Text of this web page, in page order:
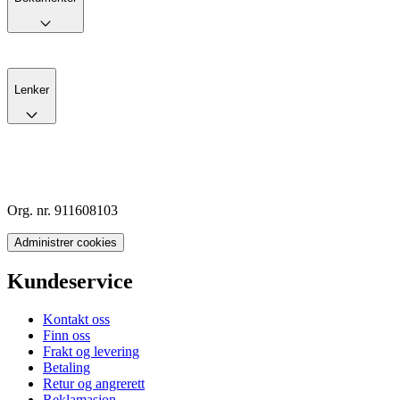
Lenker
Org. nr. 911608103
Administrer cookies
Kundeservice
Kontakt oss
Finn oss
Frakt og levering
Betaling
Retur og angrerett